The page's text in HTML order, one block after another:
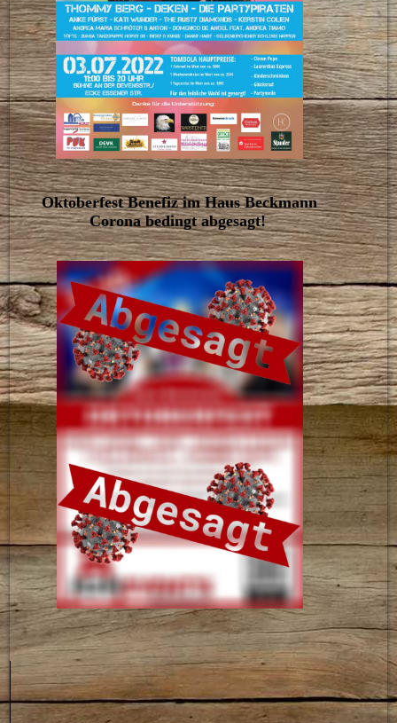
Oktoberfest Benefiz im Haus Beckmann
Corona bedingt abgesagt!